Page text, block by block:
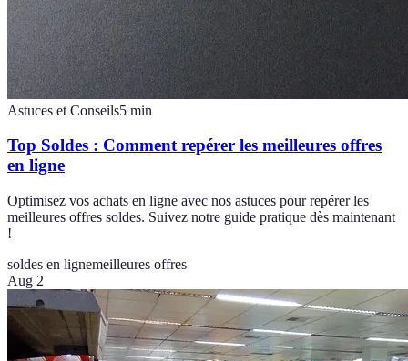
Astuces et Conseils5 min
Top Soldes : Comment repérer les meilleures offres
en ligne
Optimisez vos achats en ligne avec nos astuces pour repérer les
meilleures offres soldes. Suivez notre guide pratique dès maintenant
!
soldes en lignemeilleures offres
Aug 2